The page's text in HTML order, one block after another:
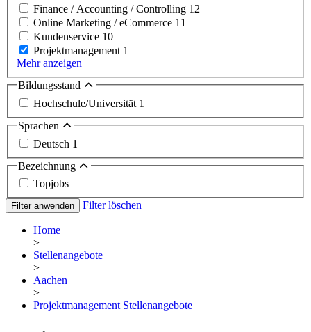
Finance / Accounting / Controlling 12
Online Marketing / eCommerce 11
Kundenservice 10
Projektmanagement 1
Mehr anzeigen
Bildungsstand
Hochschule/Universität 1
Sprachen
Deutsch 1
Bezeichnung
Topjobs
Filter anwenden Filter löschen
Home
>
Stellenangebote
>
Aachen
>
Projektmanagement Stellenangebote